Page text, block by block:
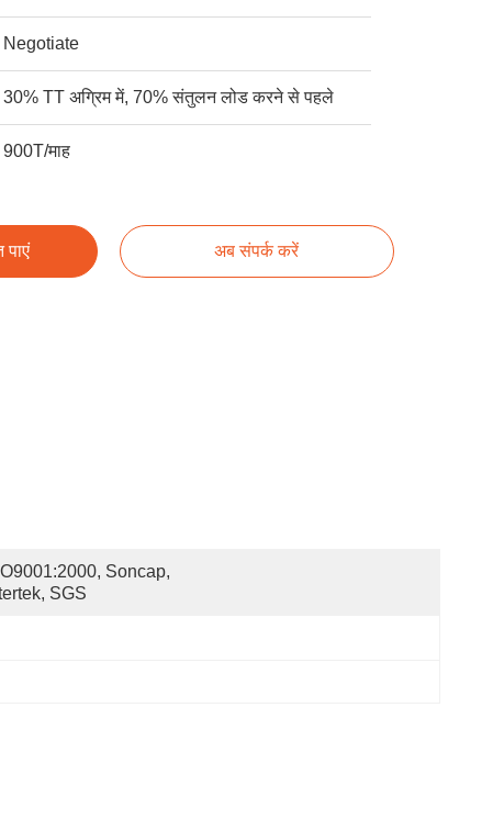
Negotiate
30% TT अग्रिम में, 70% संतुलन लोड करने से पहले
900T/माह
अब संपर्क करें
Soncap,
SGS